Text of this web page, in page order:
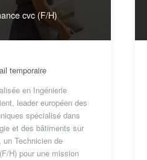
cvc (F/H)
temporaire
en Ingénierie
leader européen des
spécialisé dans
et des bâtiments sur
un Technicien de
H) pour une mission